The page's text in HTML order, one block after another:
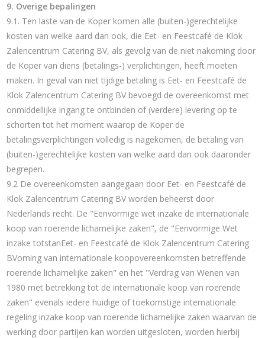
9. Overige bepalingen
9.1. Ten laste van de Koper komen alle (buiten-)gerechtelijke
kosten van welke aard dan ook, die Eet- en Feestcafé de Klok
Zalencentrum Catering BV, als gevolg van de niet nakoming door
de Koper van diens (betalings-) verplichtingen, heeft moeten
maken. In geval van niet tijdige betaling is Eet- en Feestcafé de
Klok Zalencentrum Catering BV bevoegd de overeenkomst met
onmiddellijke ingang te ontbinden of (verdere) levering op te
schorten tot het moment waarop de Koper de
betalingsverplichtingen volledig is nagekomen, de betaling van
(buiten-)gerechtelijke kosten van welke aard dan ook daaronder
begrepen.
9.2 De overeenkomsten aangegaan door Eet- en Feestcafé de
Klok Zalencentrum Catering BV worden beheerst door
Nederlands recht. De "Eenvormige wet inzake de internationale
koop van roerende lichamelijke zaken", de "Eenvormige Wet
inzake totstanEet- en Feestcafé de Klok Zalencentrum Catering
BVoming van internationale koopovereenkomsten betreffende
roerende lichamelijke zaken" en het "Verdrag van Wenen van
1980 met betrekking tot de internationale koop van roerende
zaken" evenals iedere huidige of toekomstige internationale
regeling inzake koop van roerende lichamelijke zaken waarvan de
werking door partijen kan worden uitgesloten, worden hierbij